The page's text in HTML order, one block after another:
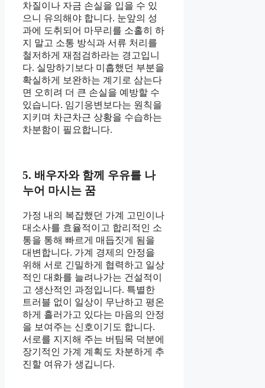
차질이나 자금 손실을 입을 수 있
으니 유의해야 합니다. 눈앞의 성
과에 도취되어 마무리를 소홀히 하
지 말고 소통 방식과 서류 처리를
철저하게 재점검하라는 경고입니
다. 실망하기보다 미흡했던 부분을
확실하게 보완하는 계기로 삼는다
면 오히려 더 큰 손실을 예방할 수
있습니다. 임기응변보다는 원칙을
지키며 차근차근 상황을 수습하는
차분함이 필요합니다.
5. 배우자와 함께 우유를 나
누어 마시는 꿈
가정 내의 복잡했던 가계 고민이나
대소사를 효율적이고 합리적인 소
통을 통해 빠르게 매듭짓게 됨을
대변합니다. 가계 경제의 안정을
위해 서로 긴밀하게 협력하고 일상
적인 대화를 늘려나가는 건설적이
고 생산적인 과정입니다. 특별한
트러블 없이 일상이 무난하고 평온
하게 흘러가고 있다는 마음의 안정
을 보여주는 신호이기도 합니다.
서로를 지지해 주는 버팀목 덕분에
장기적인 가계 계획도 차분하게 추
진할 여유가 생깁니다.